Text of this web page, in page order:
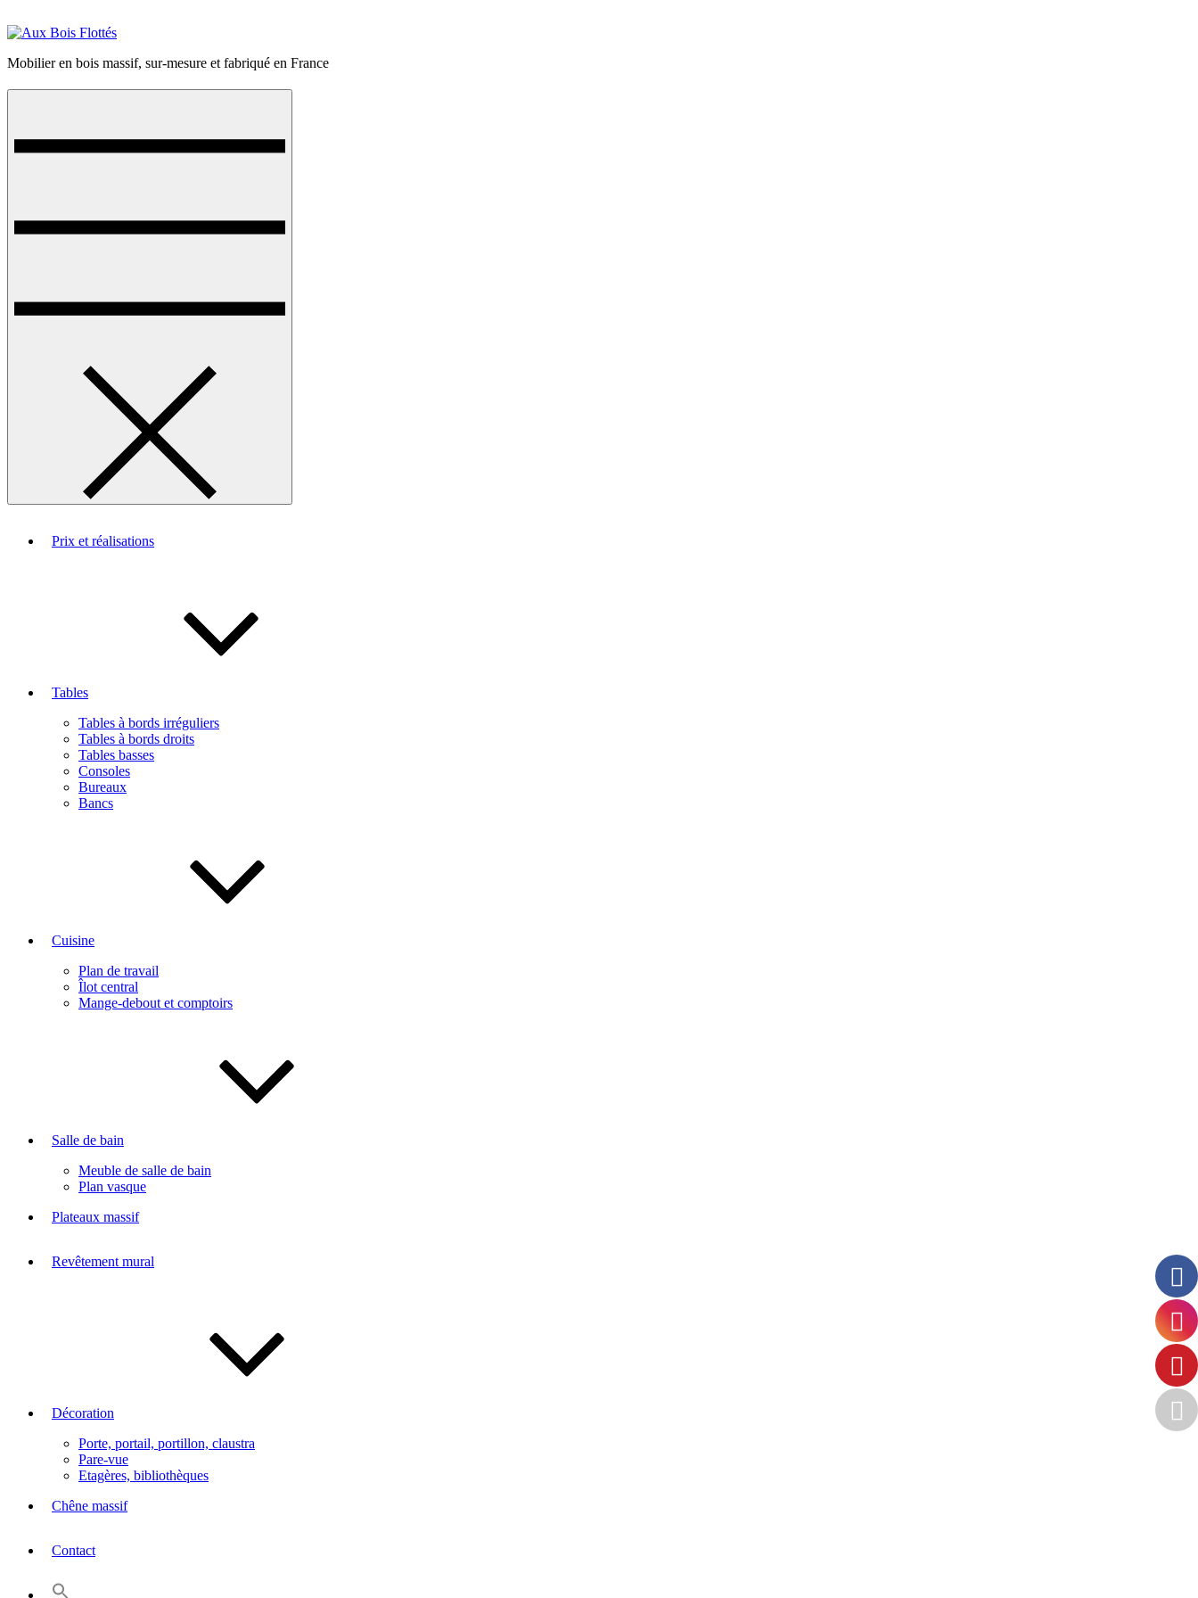
Mobilier en bois massif, sur-mesure et fabriqué en France
Prix et réalisations
Tables
Tables à bords irréguliers
Tables à bords droits
Tables basses
Consoles
Bureaux
Bancs
Cuisine
Plan de travail
Îlot central
Mange-debout et comptoirs
Salle de bain
Meuble de salle de bain
Plan vasque
Plateaux massif
Revêtement mural
Décoration
Porte, portail, portillon, claustra
Pare-vue
Etagères, bibliothèques
Chêne massif
Contact